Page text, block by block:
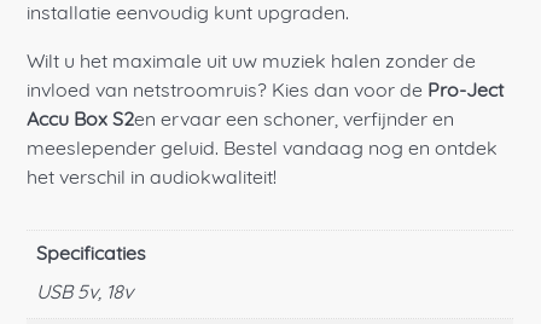
installatie eenvoudig kunt upgraden.
Wilt u het maximale uit uw muziek halen zonder de
invloed van netstroomruis? Kies dan voor de Pro-Ject
Accu Box S2en ervaar een schoner, verfijnder en
meeslepender geluid. Bestel vandaag nog en ontdek
het verschil in audiokwaliteit!
Specificaties
USB 5v, 18v